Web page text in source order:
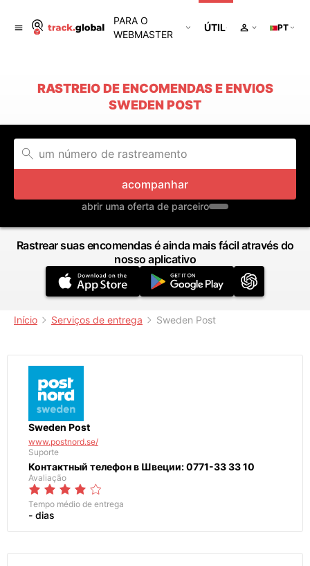
PARA O
WEBMASTER
ÚTIL PT
RASTREIO DE ENCOMENDAS E ENVIOS
SWEDEN POST
acompanhar
abrir uma oferta de parceiro
Rastrear suas encomendas é ainda mais fácil através do
nosso aplicativo
Início Serviços de entrega Sweden Post
Sweden Post
www.postnord.se/
Suporte
Контактный телефон в Швеции: 0771-33 33 10
Avaliação
Tempo médio de entrega
- dias